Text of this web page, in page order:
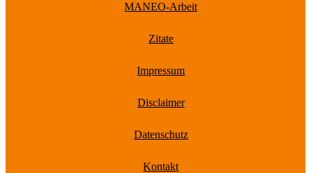
MANEO-Arbeit
Zitate
Impressum
Disclaimer
Datenschutz
Kontakt